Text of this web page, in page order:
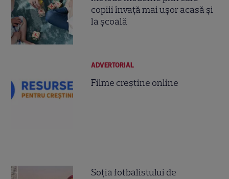
copiii învață mai ușor acasă și
la școală
ADVERTORIAL
Filme creștine online
Soția fotbalistului de